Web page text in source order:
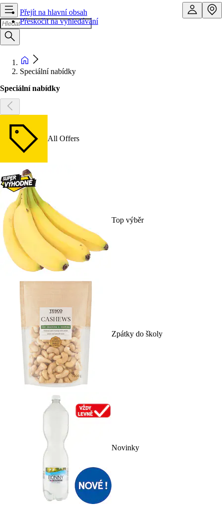
Přejít na hlavní obsah
Přeskočit na vyhledávání
Speciální nabídky
Speciální nabídky
All Offers
Top výběr
Zpátky do školy
Novinky